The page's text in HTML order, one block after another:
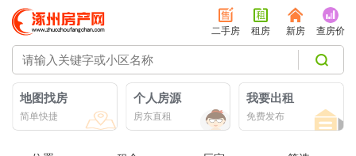
二手房 租房 新房 查房价
地图找房
简单快捷
个人房源
房东直租
我要出租
免费发布